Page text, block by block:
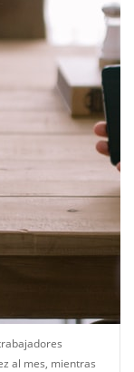
al mes, mientras